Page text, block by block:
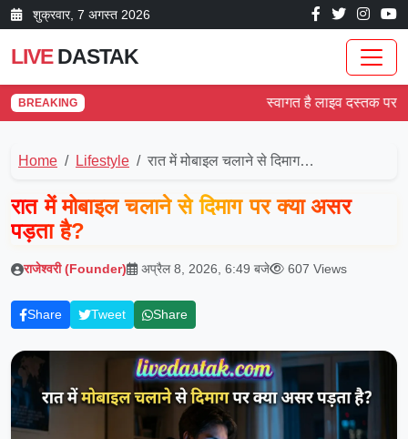
शुक्रवार, 7 अगस्त 2026
LIVEDASTAK
BREAKING स्वागत है लाइव दस्तक पर!
Home Lifestyle रात में मोबाइल चलाने से दिमाग…
रात में मोबाइल चलाने से दिमाग पर क्या असर
पड़ता है?
राजेश्वरी (Founder) अप्रैल 8, 2026, 6:49 बजे 607 Views
Share Tweet Share